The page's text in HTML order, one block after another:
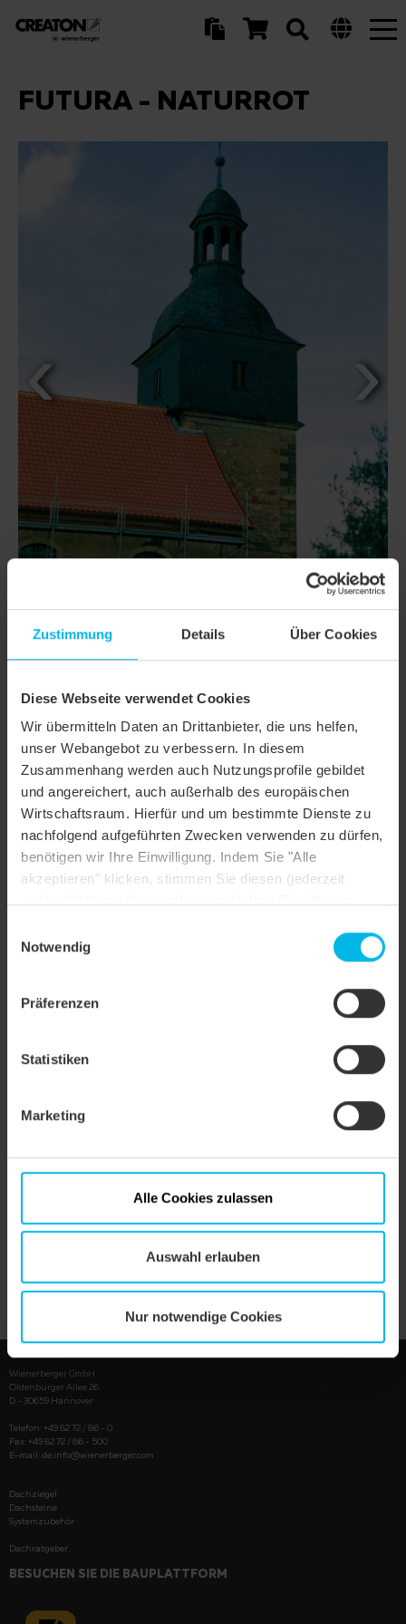
Zustimmung Details Über Cookies
Diese Webseite verwendet Cookies
Wir übermitteln Daten an Drittanbieter, die uns helfen,
unser Webangebot zu verbessern. In diesem
Zusammenhang werden auch Nutzungsprofile gebildet
und angereichert, auch außerhalb des europäischen
Wirtschaftsraum. Hierfür und um bestimmte Dienste zu
nachfolgend aufgeführten Zwecken verwenden zu dürfen,
benötigen wir Ihre Einwilligung. Indem Sie "Alle
akzeptieren" klicken, stimmen Sie diesen (jederzeit
Einstellungen ändern oder die Datenverarbeitung
Notwendig
Präferenzen
Statistiken
Marketing
Alle Cookies zulassen
Auswahl erlauben
Nur notwendige Cookies
FUTURA - NATURROT
DETAILS
Produktfamilie Flachdachziegel
Produktgruppe Dachziegel
Objektart Kirche
Dachform Satteldach
Farbe naturrot
Oberfläche naturrot
PRODUKT ANZEIGEN
Wienerberger GmbH
Oldenburger Allee 26
D - 30659 Hannover
Telefon: +49 82 72 / 86 - 0
Fax: +49 82 72 / 86 - 500
E-mail: de.info@wienerberger.com
Dachziegel
Dachsteine
Systemzubehör
Dachratgeber
BESUCHEN SIE DIE BAUPLATTFORM